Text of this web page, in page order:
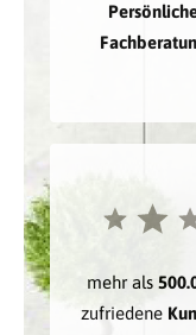
mehr als
zufriedene